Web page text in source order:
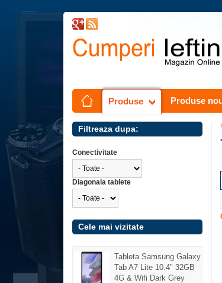
Produse Produse
Filtreaza dupa:
Conectivitate
Diagonala tablete
Cele mai vizitate
Tableta Samsung Galaxy
Tab A7 Lite 10.4" 32GB
4G & Wifi Dark Grey